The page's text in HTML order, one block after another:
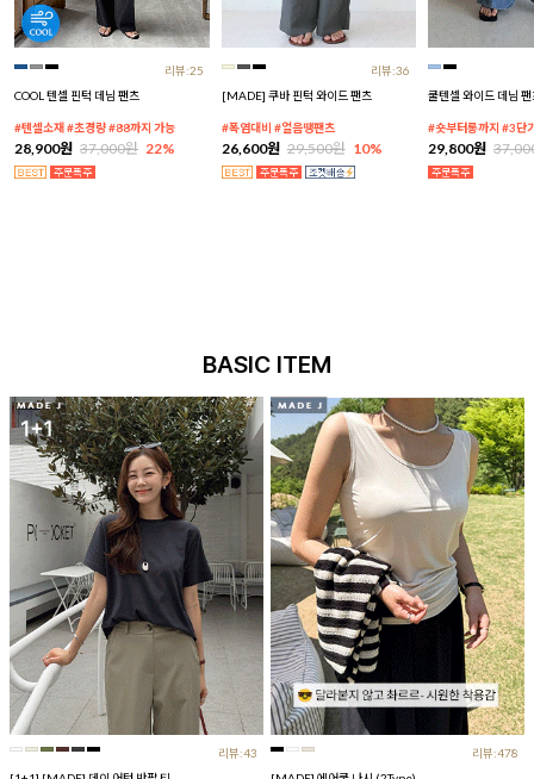
리뷰:25
COOL 텐셀 핀턱 데님 팬츠
#텐셀소재 #초경량 #88까지 가능
28,900원 37,000원 22%
리뷰:36
[MADE] 쿠바 핀턱 와이드 팬츠
#폭염대비 #얼음땡팬츠
26,600원 29,500원 10%
쿨텐셀 와이드 데님 팬
#숏부터롱까지 #3단
29,800원
BASIC ITEM
리뷰:43
리뷰:478